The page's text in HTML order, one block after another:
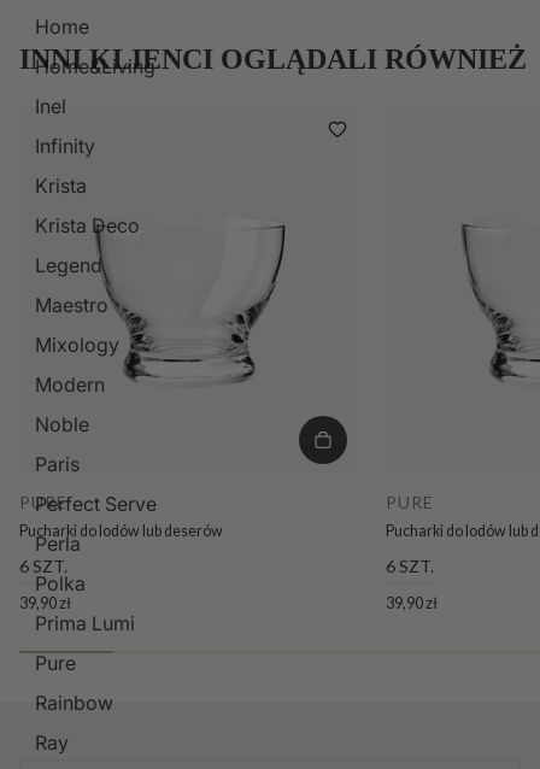
Home
Home&Living
Inel
Infinity
Krista
Krista Deco
Legend
Maestro
Mixology
Modern
Noble
Paris
Perfect Serve
Perla
Polka
Prima Lumi
Pure
Rainbow
Ray
INNI KLIENCI OGLĄDALI RÓWNIEŻ
PURE
Pucharki do lodów lub deserów
6 SZT.
39,90 zł
PURE
Pucharki do lodów lub
6 SZT.
39,90 zł